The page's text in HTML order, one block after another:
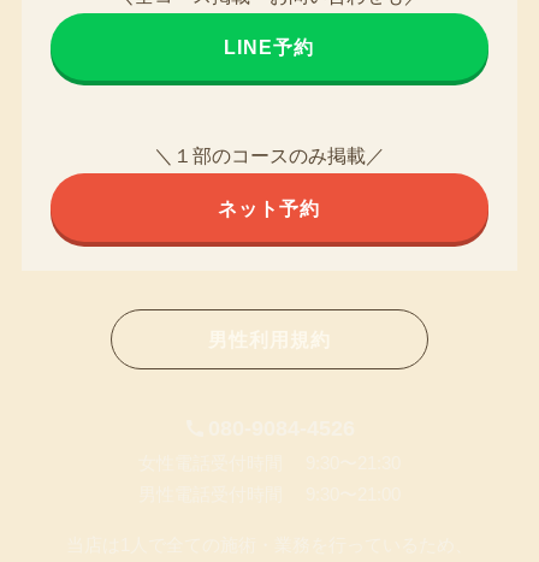
LINE予約
＼１部のコースのみ掲載／
ネット予約
男性利用規約